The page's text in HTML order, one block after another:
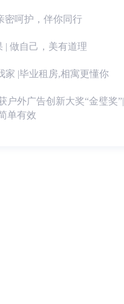
密呵护，伴你同行
| 做自己，美有道理
家 |毕业租房,相寓更懂你
户外广告创新大奖“金璧奖”|
单有效